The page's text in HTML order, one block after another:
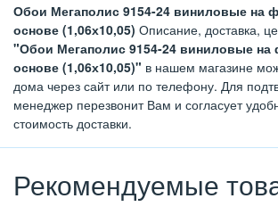
Обои Мегаполис 9154-24 виниловые на
основе (1,06х10,05) Описание, доставка,
"Обои Мегаполис 9154-24 виниловые на
основе (1,06х10,05)" в нашем магазине
дома через сайт или по телефону. Для
менеджер перезвонит Вам и согласует
стоимость доставки.
Рекомендуемые